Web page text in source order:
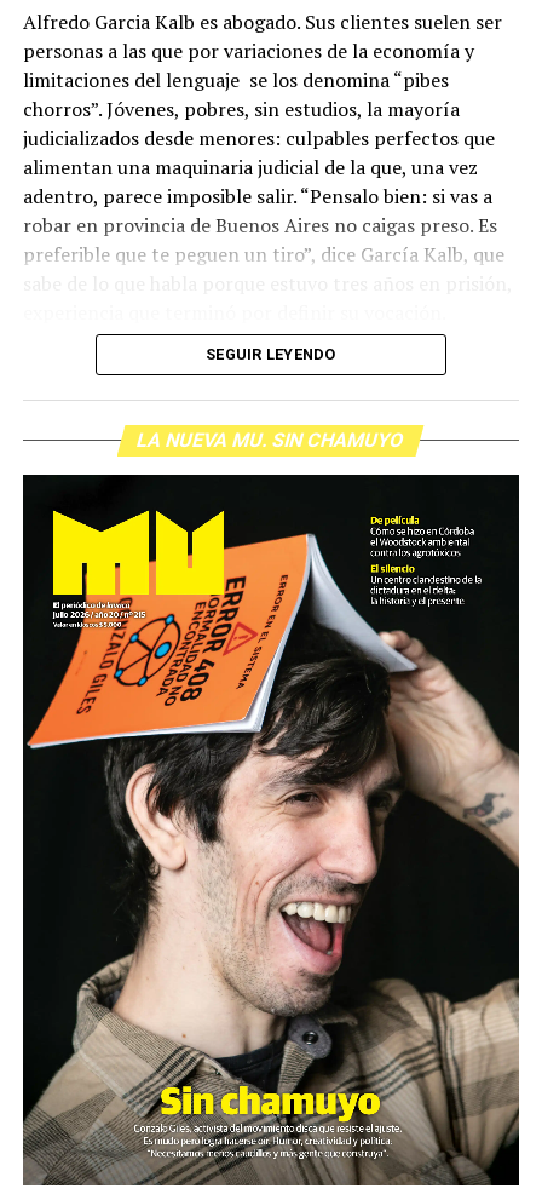
Alfredo Garcia Kalb es abogado. Sus clientes suelen ser
personas a las que por variaciones de la economía y
limitaciones del lenguaje se los denomina “pibes
chorros”. Jóvenes, pobres, sin estudios, la mayoría
judicializados desde menores: culpables perfectos que
alimentan una maquinaria judicial de la que, una vez
adentro, parece imposible salir. “Pensalo bien: si vas a
robar en provincia de Buenos Aires no caigas preso. Es
preferible que te peguen un tiro”, dice García Kalb, que
Siguiendo las reuniones con sus clientes, sus visitas a la
cárcel y, principalmente, su defensa en un juicio oral a
dos jóvenes que robaron una peluquería- momento
central de la película, por la capacidad de registrar
todos los componentes dramáticos en juego-, el
través de un registro observacional de una
pericia fotográfica impecable. La precisión de la cámara
y la tensión narrativa es tal que uno se pregunta cuánto
de ese registro corresponde a una planificación
ficcional.
A la salida de una función en el Festival de Cine de Mar
del Plata- donde la película ganó tres premios-, un
señor destacó: “Muy bueno el actor principal”, a lo que
todos respondieron con el desprecio de la obviedad: “Es
un documental, no hay actores”. Pero el señor tenía
razón: como abogado, Alfredo García Kalb es un gran
actor. Y no es broma: es alguien que sabe lo que es
construir un personaje, poner en escena el cuerpo y la
oratoria, dirigirse a un público, seducir con la mirada.
Ahí está la potencia de su personaje, la empatía
irresistible que genera su gracia suburbana.
Los cuerpos dócilesno es una película de denuncia ni
una tesis sobre la institución judicial, como bien podría
indicar su títulofoucaultiano.
Es un documental sobre la ficción de la justicia, sobre la
teatralidad de los procesos judiciales, sobre la puesta en
escena de esa maquinaria de encierro. Con el panóptico
SEGUIR LEYENDO
LA NUEVA MU. SIN CHAMUYO